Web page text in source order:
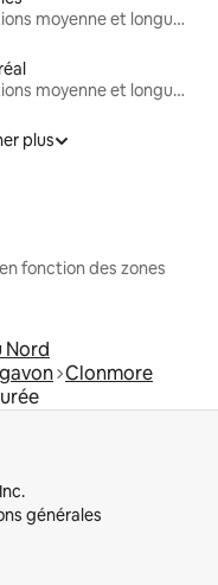
Locations moyenne et longue durée
Locations moyenne et longue durée
plus
fonction des zones
Nord
Clonmore
générales